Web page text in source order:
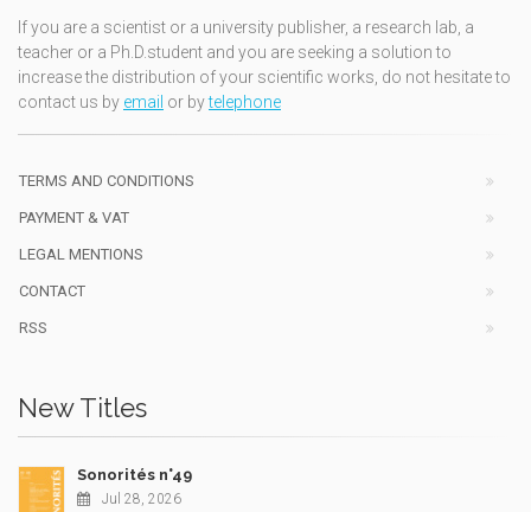
If you are a scientist or a university publisher, a research lab, a
teacher or a Ph.D.student and you are seeking a solution to
increase the distribution of your scientific works, do not hesitate to
contact us by email or bytelephone
TERMS AND CONDITIONS
PAYMENT & VAT
LEGAL MENTIONS
CONTACT
RSS
New Titles
Sonorités n°49
Jul 28, 2026